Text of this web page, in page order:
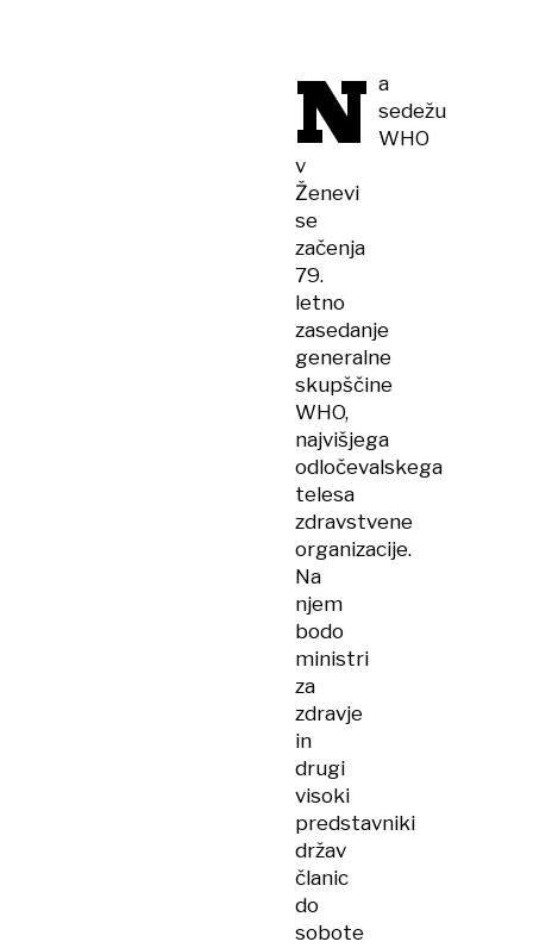
N a
sedežu
WHO
v
Ženevi
se
začenja
79.
letno
zasedanje
generalne
skupščine
WHO,
najvišjega
odločevalskega
telesa
zdravstvene
organizacije.
Na
njem
bodo
ministri
za
zdravje
in
drugi
visoki
predstavniki
držav
članic
do
sobote